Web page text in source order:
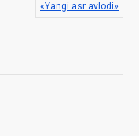
«Yangi asr avlodi»